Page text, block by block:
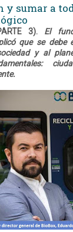
y sumar a
3). El
que se debe
y al